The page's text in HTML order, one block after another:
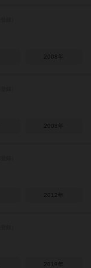
2008年
2008年
2012年
2019年